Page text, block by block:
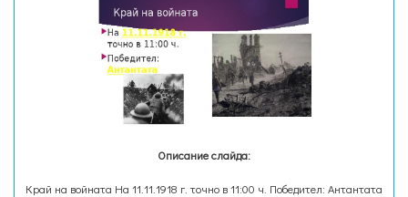
Описание слайда:
Край на войната На 11.11.1918 г. точно в 11:00 ч. Победител: Антантата